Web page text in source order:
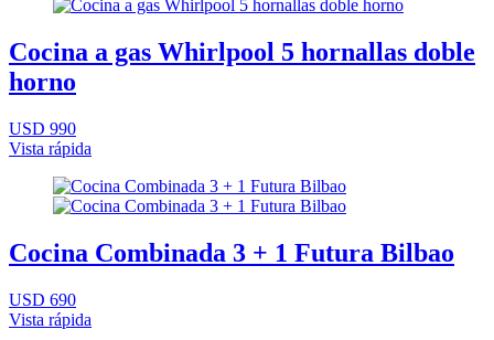
Cocina a gas Whirlpool 5 hornallas doble
horno
USD 990
Vista rápida
Cocina Combinada 3 + 1 Futura Bilbao
USD 690
Vista rápida